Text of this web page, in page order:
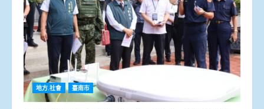
地方.社會 臺南市